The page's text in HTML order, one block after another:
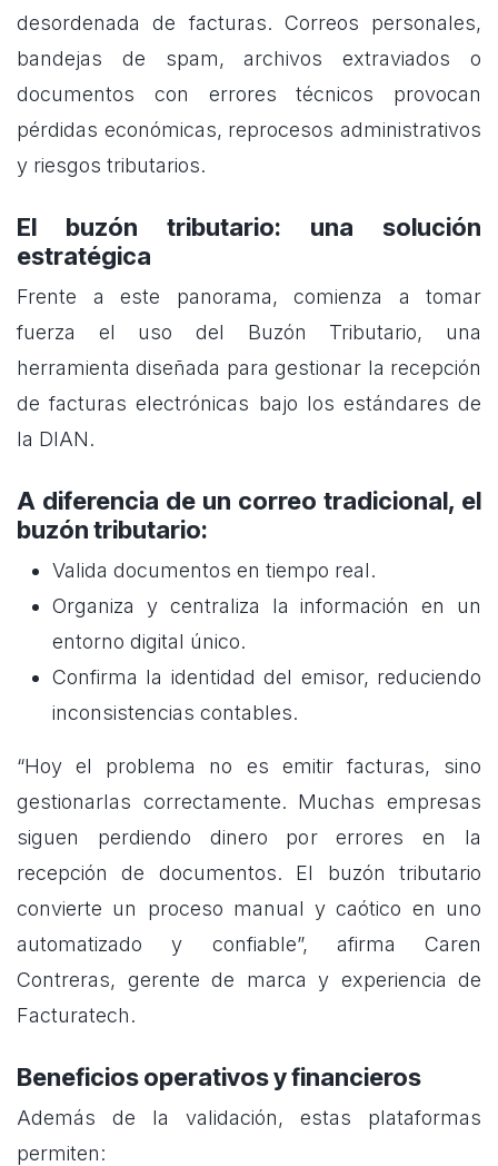
desordenada de facturas. Correos personales,
bandejas de spam, archivos extraviados o
documentos con errores técnicos provocan
pérdidas económicas, reprocesos administrativos
y riesgos tributarios.
El buzón tributario: una solución
estratégica
Frente a este panorama, comienza a tomar
fuerza el uso del Buzón Tributario, una
herramienta diseñada para gestionar la recepción
de facturas electrónicas bajo los estándares de
la DIAN.
A diferencia de un correo tradicional, el
buzón tributario:
Valida documentos en tiempo real.
Organiza y centraliza la información en un
entorno digital único.
Confirma la identidad del emisor, reduciendo
inconsistencias contables.
“Hoy el problema no es emitir facturas, sino
gestionarlas correctamente. Muchas empresas
siguen perdiendo dinero por errores en la
recepción de documentos. El buzón tributario
convierte un proceso manual y caótico en uno
automatizado y confiable”, afirma Caren
Contreras, gerente de marca y experiencia de
Facturatech.
Beneficios operativos y financieros
Además de la validación, estas plataformas
permiten: